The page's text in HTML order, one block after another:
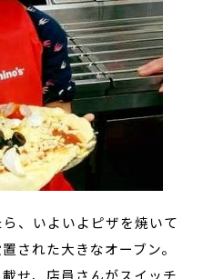
、いよいよピザを焼いて
された大きなオーブン。
せ、店員さんがスイッチ